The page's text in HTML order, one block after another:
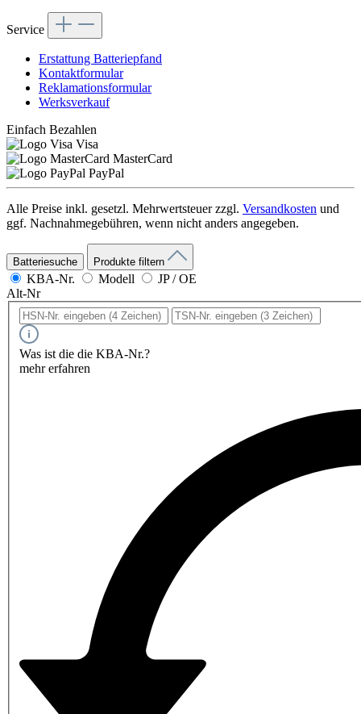
Service
Erstattung Batteriepfand
Kontaktformular
Reklamationsformular
Werksverkauf
Einfach Bezahlen
Visa
MasterCard
PayPal
Alle Preise inkl. gesetzl. Mehrwertsteuer zzgl. Versandkosten und
ggf. Nachnahmegebühren, wenn nicht anders angegeben.
Batteriesuche Produkte filtern
KBA-Nr. Modell
JP / OE
Alt-Nr
Was ist die die KBA-Nr.?
mehr erfahren